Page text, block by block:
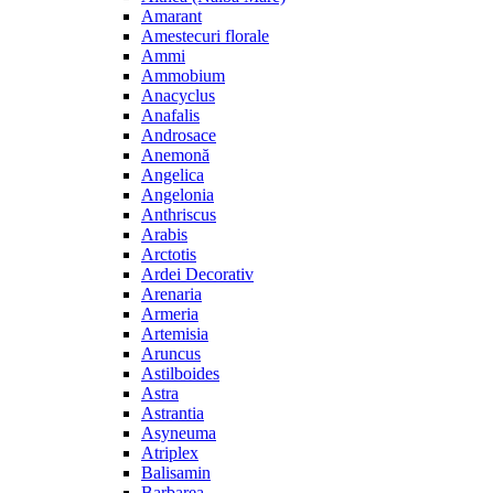
Amarant
Amestecuri florale
Ammi
Ammobium
Anacyclus
Anafalis
Androsace
Anemonă
Angelica
Angelonia
Anthriscus
Arabis
Arctotis
Ardei Decorativ
Arenaria
Armeria
Artemisia
Aruncus
Astilboides
Astra
Astrantia
Asyneuma
Atriplex
Balisamin